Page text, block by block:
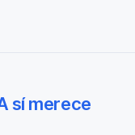
sí merece